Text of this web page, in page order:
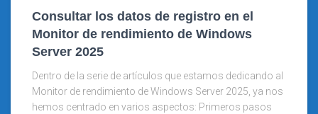
Consultar los datos de registro en el
Monitor de rendimiento de Windows
Server 2025
Dentro de la serie de artículos que estamos dedicando al
Monitor de rendimiento de Windows Server 2025, ya nos
hemos centrado en varios aspectos: Primeros pasos